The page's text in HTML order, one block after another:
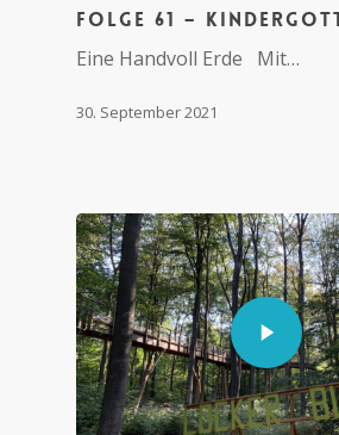
Folge 61 –
Eine Handvoll Erde Mit…
30. September 2021